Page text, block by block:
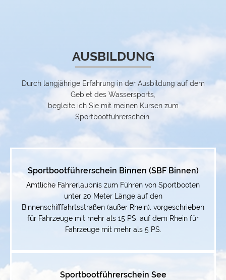
AUSBILDUNG
Durch langjährige Erfahrung in der Ausbildung auf dem
Gebiet des Wassersports,
begleite ich Sie mit meinen Kursen zum
Sportbootführerschein.
Sportbootführerschein Binnen (SBF Binnen)
Amtliche Fahrerlaubnis zum Führen von Sportbooten
unter 20 Meter Länge auf den
Binnenschifffahrtsstraßen (außer Rhein), vorgeschrieben
für Fahrzeuge mit mehr als 15 PS, auf dem Rhein für
Fahrzeuge mit mehr als 5 PS.
Sportbootführerschein See